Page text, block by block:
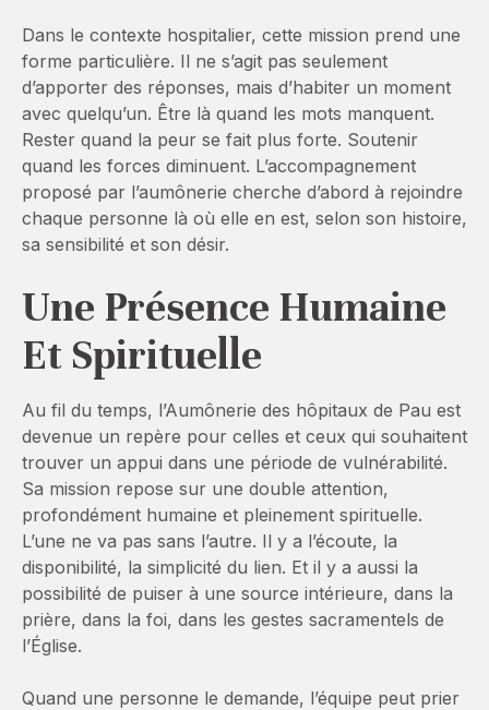
Dans le contexte hospitalier, cette mission prend une
forme particulière. Il ne s’agit pas seulement
d’apporter des réponses, mais d’habiter un moment
avec quelqu’un. Être là quand les mots manquent.
Rester quand la peur se fait plus forte. Soutenir
quand les forces diminuent. L’accompagnement
proposé par l’aumônerie cherche d’abord à rejoindre
chaque personne là où elle en est, selon son histoire,
sa sensibilité et son désir.
Une Présence Humaine
Et Spirituelle
Au fil du temps, l’Aumônerie des hôpitaux de Pau est
devenue un repère pour celles et ceux qui souhaitent
trouver un appui dans une période de vulnérabilité.
Sa mission repose sur une double attention,
profondément humaine et pleinement spirituelle.
L’une ne va pas sans l’autre. Il y a l’écoute, la
disponibilité, la simplicité du lien. Et il y a aussi la
possibilité de puiser à une source intérieure, dans la
prière, dans la foi, dans les gestes sacramentels de
l’Église.
Quand une personne le demande, l’équipe peut prier